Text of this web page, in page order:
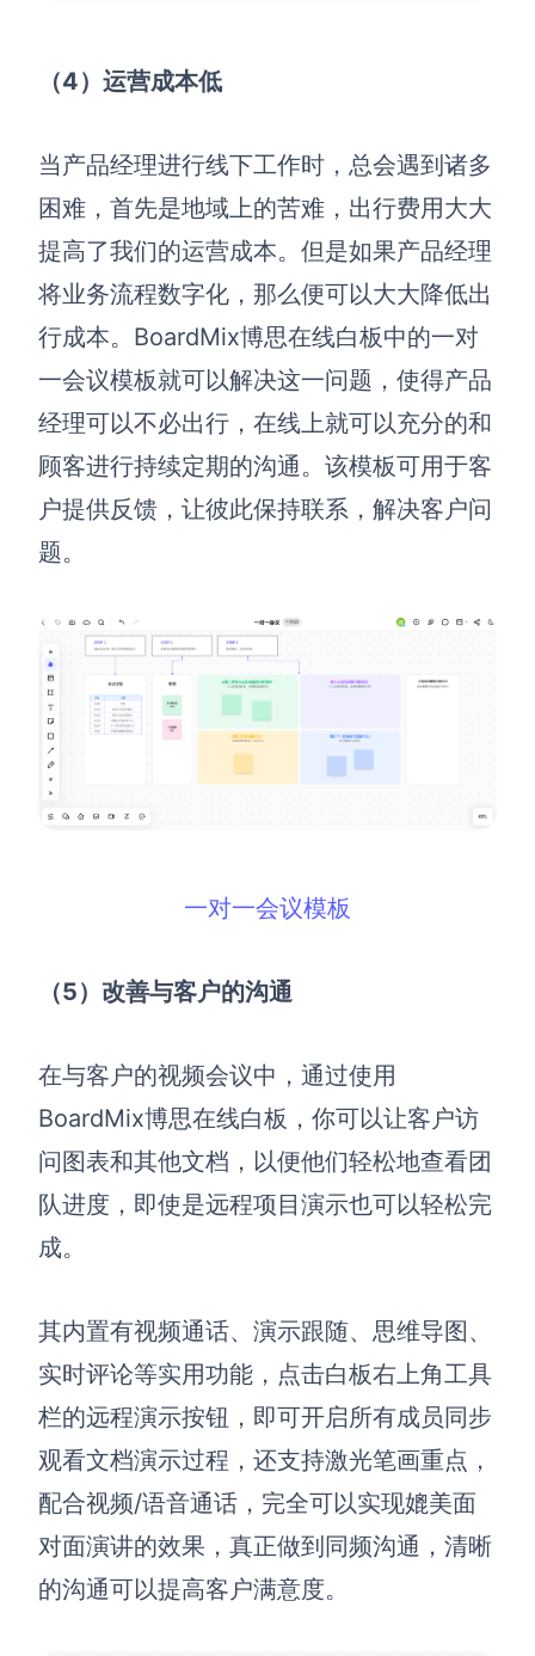
（4）运营成本低
当产品经理进行线下工作时，总会遇到诸多
困难，首先是地域上的苦难，出行费用大大
提高了我们的运营成本。但是如果产品经理
将业务流程数字化，那么便可以大大降低出
行成本。BoardMix博思在线白板中的一对
一会议模板就可以解决这一问题，使得产品
经理可以不必出行，在线上就可以充分的和
顾客进行持续定期的沟通。该模板可用于客
户提供反馈，让彼此保持联系，解决客户问
题。
一对一会议模板
（5）改善与客户的沟通
在与客户的视频会议中，通过使用
BoardMix博思在线白板，你可以让客户访
问图表和其他文档，以便他们轻松地查看团
队进度，即使是远程项目演示也可以轻松完
成。
其内置有视频通话、演示跟随、思维导图、
实时评论等实用功能，点击白板右上角工具
栏的远程演示按钮，即可开启所有成员同步
观看文档演示过程，还支持激光笔画重点，
配合视频/语音通话，完全可以实现媲美面
对面演讲的效果，真正做到同频沟通，清晰
的沟通可以提高客户满意度。